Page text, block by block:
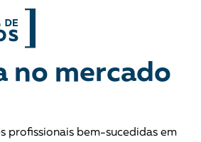
no mercado
profissionais bem-sucedidas em